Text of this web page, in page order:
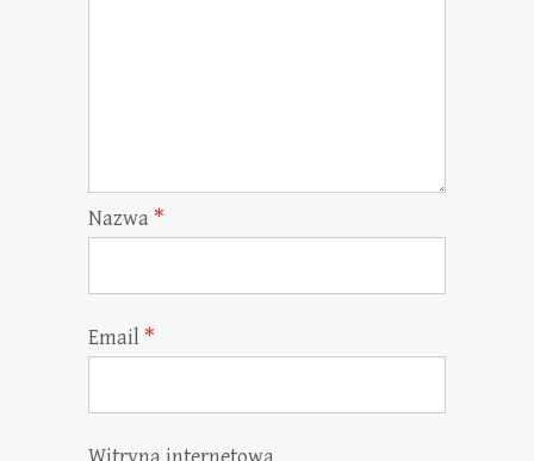
Nazwa *
Email *